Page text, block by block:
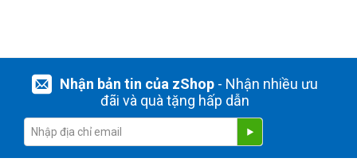
Nhận bản tin của zShop- Nhận nhiều ưu
đãi và quà tặng hấp dẫn